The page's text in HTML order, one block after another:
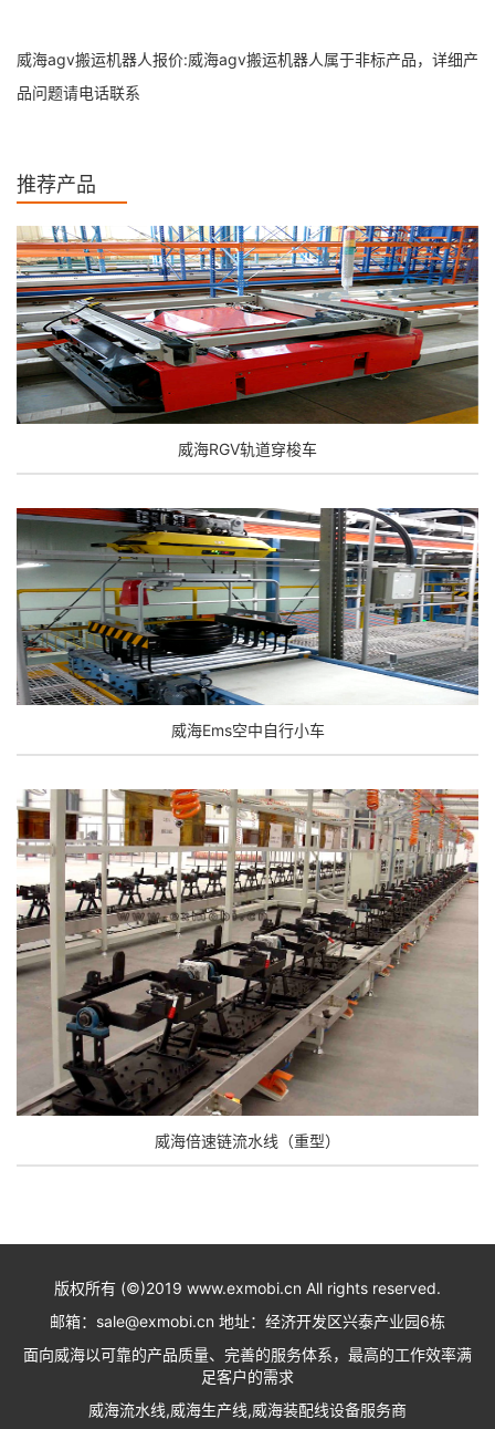
威海agv搬运机器人报价:威海agv搬运机器人属于非标产品，详细产
品问题请电话联系
推荐产品
威海RGV轨道穿梭车
威海Ems空中自行小车
威海倍速链流水线（重型）
版权所有 (©)2019 www.exmobi.cn All rights reserved.
邮箱：sale@exmobi.cn 地址：经济开发区兴泰产业园6栋
面向威海以可靠的产品质量、完善的服务体系，最高的工作效率满
足客户的需求
威海流水线,威海生产线,威海装配线设备服务商